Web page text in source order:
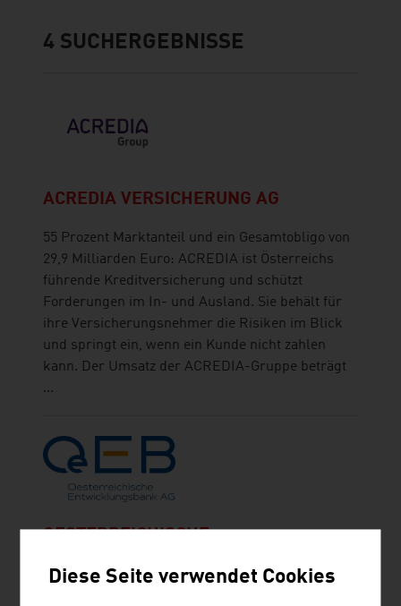
4 SUCHERGEBNISSE
ACREDIA VERSICHERUNG AG
55 Prozent Marktanteil und ein Gesamtobligo von
29,9 Milliarden Euro: ACREDIA ist Österreichs
führende Kreditversicherung und schützt
Forderungen im In- und Ausland. Sie behält für
ihre Versicherungsnehmer die Risiken im Blick
und springt ein, wenn ein Kunde nicht zahlen
kann. Der Umsatz der ACREDIA-Gruppe beträgt
...
OESTERREICHISCHE
Diese Seite verwendet Cookies